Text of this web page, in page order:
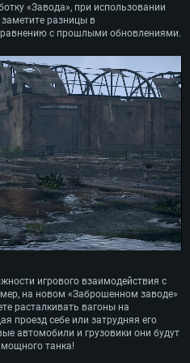
Для Mac
Linux
11: AMD Radeon 77XX /
поддерживаемое разрешение –
Sur 11.0
или аналогичная видеокарта
поддерживаемое разрешение –
дистрибутивы Linux 64bit
свежими проприетарными
соответствующая серия AMD
драйверами (не старее 6
разрешение - 720p) с
«Завода», при использовании
разницы в
с прошлыми обновлениями.
игрового взаимодействия с
на новом «Заброшенном заводе»
расталкивать вагоны на
проезд себе или затрудняя его
автомобили и грузовики они будут
танка!